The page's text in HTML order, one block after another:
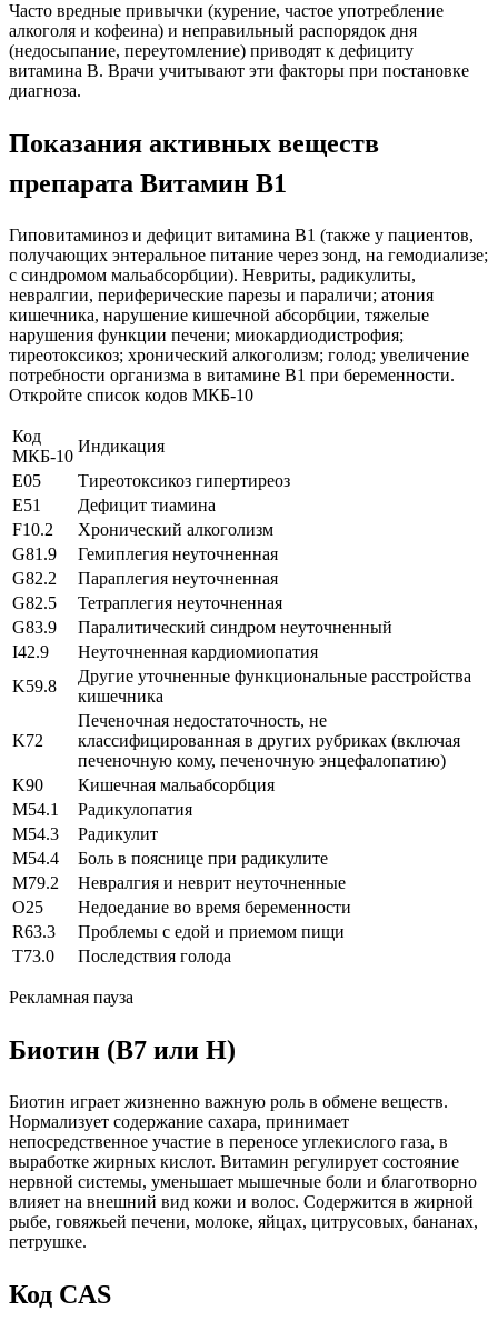
Часто вредные привычки (курение, частое употребление
алкоголя и кофеина) и неправильный распорядок дня
(недосыпание, переутомление) приводят к дефициту
витамина В. Врачи учитывают эти факторы при постановке
диагноза.
Показания активных веществ
препарата Витамин B1
Гиповитаминоз и дефицит витамина B1 (также у пациентов,
получающих энтеральное питание через зонд, на гемодиализе;
с синдромом мальабсорбции). Невриты, радикулиты,
невралгии, периферические парезы и параличи; атония
кишечника, нарушение кишечной абсорбции, тяжелые
нарушения функции печени; миокардиодистрофия;
тиреотоксикоз; хронический алкоголизм; голод; увеличение
потребности организма в витамине B1 при беременности.
Откройте список кодов МКБ-10
Код
МКБ-10
Индикация
E05
Тиреотоксикоз гипертиреоз
E51
Дефицит тиамина
F10.2
Хронический алкоголизм
G81.9
Гемиплегия неуточненная
G82.2
Параплегия неуточненная
G82.5
Тетраплегия неуточненная
G83.9
Паралитический синдром неуточненный
I42.9
Неуточненная кардиомиопатия
K59.8
Другие уточненные функциональные расстройства
кишечника
K72
Печеночная недостаточность, не
классифицированная в других рубриках (включая
печеночную кому, печеночную энцефалопатию)
K90
Кишечная мальабсорбция
M54.1
Радикулопатия
M54.3
Радикулит
M54.4
Боль в пояснице при радикулите
M79.2
Невралгия и неврит неуточненные
O25
Недоедание во время беременности
R63.3
Проблемы с едой и приемом пищи
T73.0
Последствия голода
Рекламная пауза
Биотин (B7 или H)
Биотин играет жизненно важную роль в обмене веществ.
Нормализует содержание сахара, принимает
непосредственное участие в переносе углекислого газа, в
выработке жирных кислот. Витамин регулирует состояние
нервной системы, уменьшает мышечные боли и благотворно
влияет на внешний вид кожи и волос. Содержится в жирной
рыбе, говяжьей печени, молоке, яйцах, цитрусовых, бананах,
петрушке.
Код CAS